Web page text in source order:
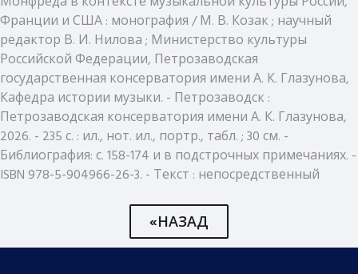
Франции и США : монография / М. В. Козак ; научный
редактор В. И. Нилова ; Министерство культуры
Российской Федерации, Петрозаводская
государственная консерватория имени А. К. Глазунова,
Кафедра истории музыки. - Петрозаводск :
Петрозаводская консерватория имени А. К. Глазунова,
2026. - 235 с. : ил., нот. ил., портр., табл. ; 30 см. -
Библиография: с. 158-174 и в подстрочных примечаниях. -
ISBN 978-5-904966-26-3. - Текст : непосредственный
«НАЗАД